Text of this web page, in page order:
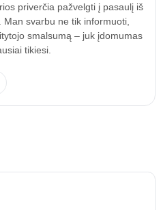
priverčia pažvelgti į pasaulį iš
Man svarbu ne tik informuoti,
smalsumą – juk įdomumas
tikiesi.